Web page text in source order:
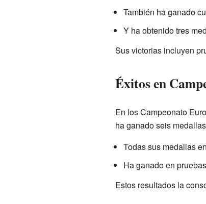
También ha ganado
Y ha obtenido tres
Sus victorias incluyen
Éxitos en
En los Campeonato
ha ganado seis
Todas sus medallas
Ha ganado en
Estos resultados la